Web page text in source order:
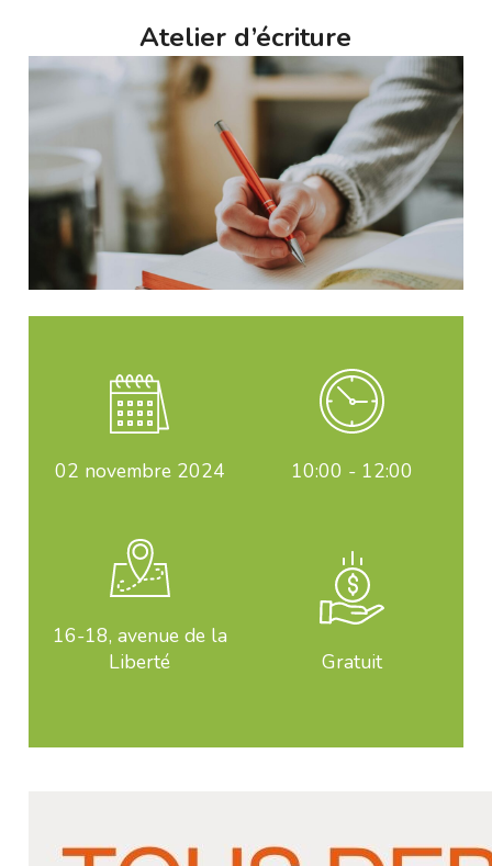
Atelier d’écriture
02 novembre 2024 10:00 - 12:00
16-18, avenue de la
Liberté
Gratuit